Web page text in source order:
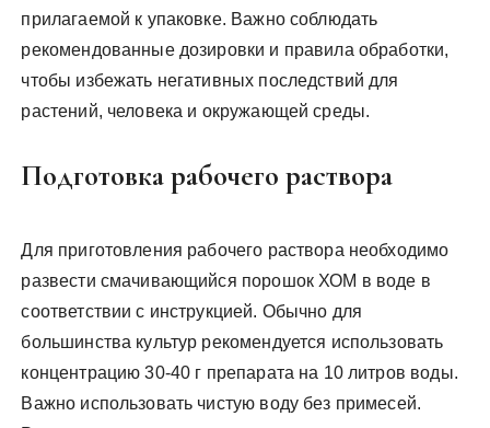
прилагаемой к упаковке. Важно соблюдать
рекомендованные дозировки и правила обработки,
чтобы избежать негативных последствий для
растений, человека и окружающей среды.
Подготовка рабочего раствора
Для приготовления рабочего раствора необходимо
развести смачивающийся порошок ХОМ в воде в
соответствии с инструкцией. Обычно для
большинства культур рекомендуется использовать
концентрацию 30-40 г препарата на 10 литров воды.
Важно использовать чистую воду без примесей.